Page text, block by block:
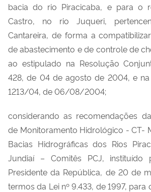
bacia do rio Piracicaba, e para o
Castro, no rio Juqueri,
Cantareira, de forma a
de abastecimento e de controle de
ao estipulado na Resolução
428, de 04 de agosto de 2004, e na
1213/04, de 06/08/2004;
considerando as recomendações
de Monitoramento Hidrológico - CT-
Bacias Hidrográficas dos Rios
Jundiaí – Comitês PCJ, instituído
Presidente da República, de 20 de
termos da Lei nº 9.433, de 1997,